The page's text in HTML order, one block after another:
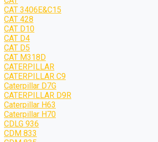
CAT 3406E&C15
CAT 428
CAT D10
CAT D4
CAT D5
CAT M318D
CATERPILLAR
CATERPILLAR C9
Caterpillar D7G
CATERPILLAR D9R
Caterpillar H63
Caterpillar H70
CDLG 936
CDM 833